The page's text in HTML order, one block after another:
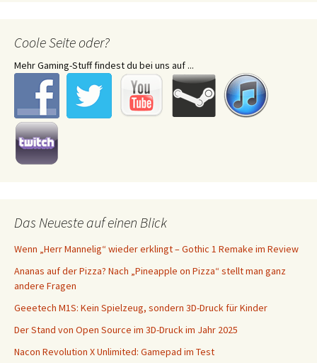
Coole Seite oder?
Mehr Gaming-Stuff findest du bei uns auf ...
Das Neueste auf einen Blick
Wenn „Herr Mannelig“ wieder erklingt – Gothic 1 Remake im Review
Ananas auf der Pizza? Nach „Pineapple on Pizza“ stellt man ganz
andere Fragen
Geeetech M1S: Kein Spielzeug, sondern 3D-Druck für Kinder
Der Stand von Open Source im 3D-Druck im Jahr 2025
Nacon Revolution X Unlimited: Gamepad im Test